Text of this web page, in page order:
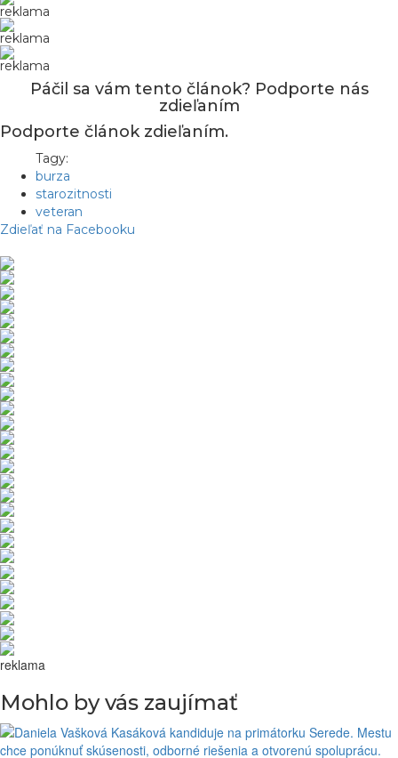
reklama
reklama
reklama
Páčil sa vám tento článok? Podporte nás
zdieľaním
Podporte článok zdieľaním.
Tagy:
burza
starozitnosti
veteran
Zdieľať na Facebooku
reklama
Mohlo by vás zaujímať